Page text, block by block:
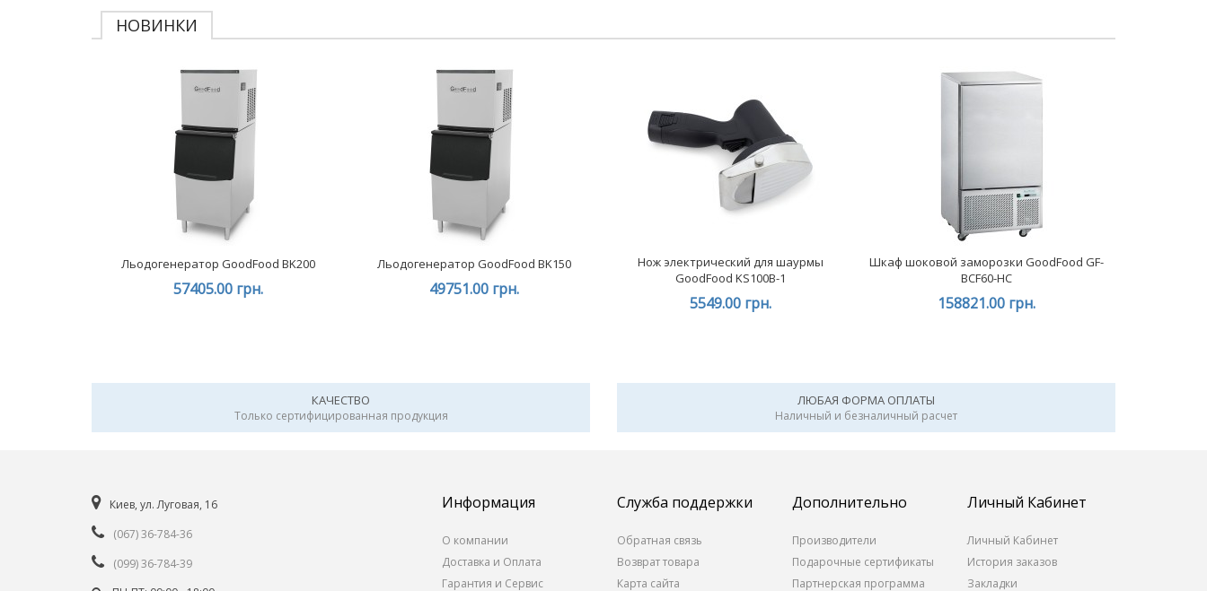
НОВИНКИ
Льодогенератор GoodFood BK200
57405.00 грн.
Льодогенератор GoodFood BK150
49751.00 грн.
Нож электрический для шаурмы
GoodFood KS100B-1
5549.00 грн.
Шкаф шоковой заморозки GoodFood GF-
BCF60-HC
158821.00 грн.
КАЧЕСТВО
Только сертифицированная продукция
ЛЮБАЯ ФОРМА ОПЛАТЫ
Наличный и безналичный расчет
Киев, ул. Луговая, 16
(067) 36-784-36
(099) 36-784-39
Информация
О компании
Доставка и Оплата
Гарантия и Сервис
Служба поддержки
Обратная связь
Возврат товара
Карта сайта
Дополнительно
Производители
Подарочные сертификаты
Партнерская программа
Личный Кабинет
Личный Кабинет
История заказов
Закладки